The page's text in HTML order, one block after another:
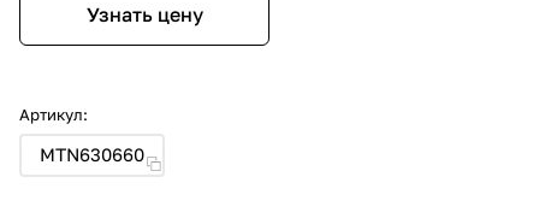
Узнать цену
Артикул:
MTN630660